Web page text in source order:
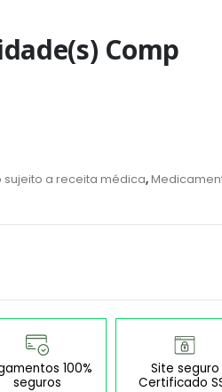
Comp
a receita médica,
100%
seguros
Site seguro
Certificado